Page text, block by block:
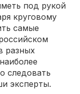
под рукой
круговому
самые
разных
следовать
эксперты.